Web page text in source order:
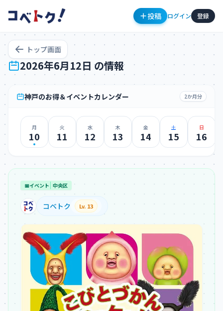
投稿 ログイン 登録
トップ画面
2026年6月12日 の情報
神戸のお得＆イベントカレンダー 2か月分
月
10
火
11
水
12
木
13
金
14
土
15
日
16
📅イベント 中央区
コベトク Lv. 13
コメント
コメントを投稿するにはログインが必要です
新規登録